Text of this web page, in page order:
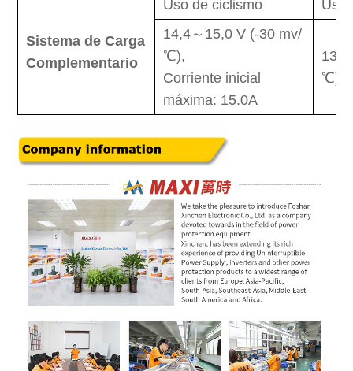
Sistema de Carga
Complementario
Uso de ciclismo
Uso
14,4～15,0 V (-30 mv/
℃),
Corriente inicial
máxima: 15.0A
13,6
℃)